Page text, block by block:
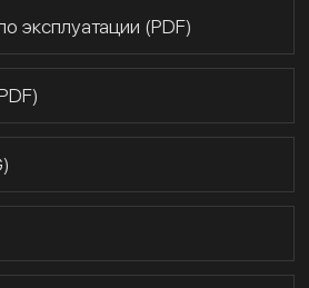
эксплуатации (PDF)